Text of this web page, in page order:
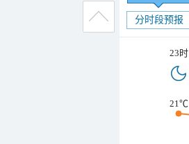
分时段预报
23时
21℃